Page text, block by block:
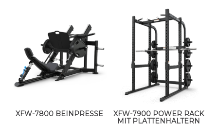
XFW-7800 BEINPRESSE
XFW-7900 POWER RACK
MIT PLATTENHALTERN